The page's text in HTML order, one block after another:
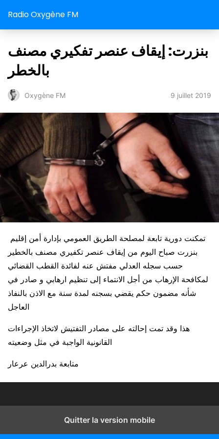
Radio Oxygène FM
بنزرت: إيقاف عنصر تفكيري مصنف
بالخطر
Oxygène FM 9 juillet 2019
بنزرت صباح اليوم من إيقاف عنصر تكفيري مصنف بالخطير
حسب سجله العدلي مفتش عنه لفائدة القطب القضائي
لمكافحة الإرهاب من أجل الانتماء إلى تنظيم ارهابي و صادر في
شأنه مضمون حكم يقضي بسجنه لمدة سنة مع الاذن بالنفاذ
العاجل
هذا وقد تمت إحالته على مصادر التفتيش لاتخاذ الإجراءات
القانونية الواجبة في مثل وضعيته
متابعة بدرالدين عرعار
Quitter la version mobile